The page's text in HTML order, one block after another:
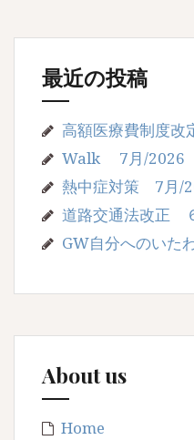
最近の投稿
高額医療費制度
Walk 7月/2026
熱中症対策 7月/
道路交通法改正
GW自分へのい
About us
Home